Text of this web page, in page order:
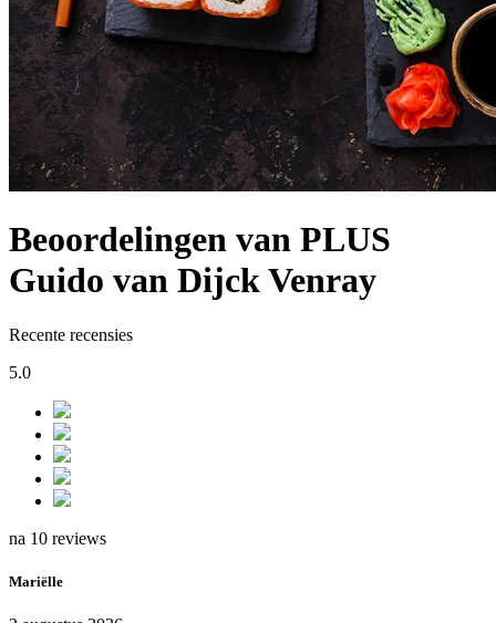
Beoordelingen van PLUS
Guido van Dijck Venray
Recente recensies
5.0
na 10 reviews
Mariëlle